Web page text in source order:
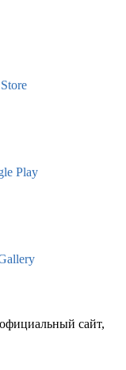
Play
сайт,